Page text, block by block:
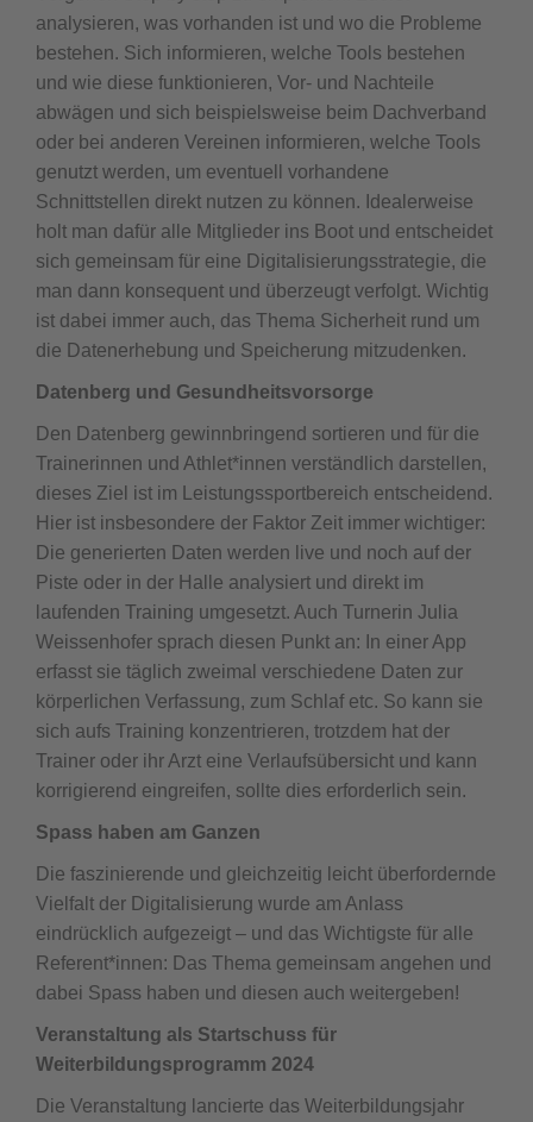
analysieren, was vorhanden ist und wo die Probleme
bestehen. Sich informieren, welche Tools bestehen
und wie diese funktionieren, Vor- und Nachteile
abwägen und sich beispielsweise beim Dachverband
oder bei anderen Vereinen informieren, welche Tools
genutzt werden, um eventuell vorhandene
Schnittstellen direkt nutzen zu können. Idealerweise
holt man dafür alle Mitglieder ins Boot und entscheidet
sich gemeinsam für eine Digitalisierungsstrategie, die
man dann konsequent und überzeugt verfolgt. Wichtig
ist dabei immer auch, das Thema Sicherheit rund um
die Datenerhebung und Speicherung mitzudenken.
Datenberg und Gesundheitsvorsorge
Den Datenberg gewinnbringend sortieren und für die
Trainerinnen und Athlet*innen verständlich darstellen,
dieses Ziel ist im Leistungssportbereich entscheidend.
Hier ist insbesondere der Faktor Zeit immer wichtiger:
Die generierten Daten werden live und noch auf der
Piste oder in der Halle analysiert und direkt im
laufenden Training umgesetzt. Auch Turnerin Julia
Weissenhofer sprach diesen Punkt an: In einer App
erfasst sie täglich zweimal verschiedene Daten zur
körperlichen Verfassung, zum Schlaf etc. So kann sie
sich aufs Training konzentrieren, trotzdem hat der
Trainer oder ihr Arzt eine Verlaufsübersicht und kann
korrigierend eingreifen, sollte dies erforderlich sein.
Spass haben am Ganzen
Die faszinierende und gleichzeitig leicht überfordernde
Vielfalt der Digitalisierung wurde am Anlass
eindrücklich aufgezeigt – und das Wichtigste für alle
Referent*innen: Das Thema gemeinsam angehen und
dabei Spass haben und diesen auch weitergeben!
Veranstaltung als Startschuss für
Weiterbildungsprogramm 2024
Die Veranstaltung lancierte das Weiterbildungsjahr